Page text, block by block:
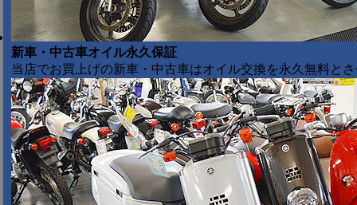
新車・中古車オイル永久保証
当店でお買上げの新車・中古車はオイル交換を永久無料と